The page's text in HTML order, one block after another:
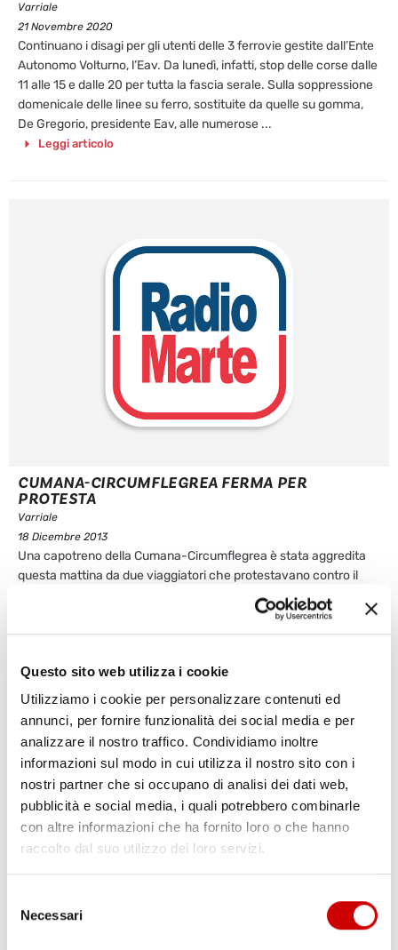
Questo sito web utilizza i cookie
Utilizziamo i cookie per personalizzare contenuti ed
annunci, per fornire funzionalità dei social media e per
analizzare il nostro traffico. Condividiamo inoltre
informazioni sul modo in cui utilizza il nostro sito con i
nostri partner che si occupano di analisi dei dati web,
pubblicità e social media, i quali potrebbero combinarle
con altre informazioni che ha fornito loro o che hanno
raccolto dal suo utilizzo dei loro servizi.
delNecessari
Varriale
21 Novembre 2020
Continuano i disagi per gli utenti delle 3 ferrovie gestite dall’Ente
Autonomo Volturno, l’Eav. Da lunedì, infatti, stop delle corse dalle
11 alle 15 e dalle 20 per tutta la fascia serale. Sulla soppressione
domenicale delle linee su ferro, sostituite da quelle su gomma,
De Gregorio, presidente Eav, alle numerose ...
Leggi articolo
CUMANA-CIRCUMFLEGREA FERMA PER
PROTESTA
Varriale
18 Dicembre 2013
Una capotreno della Cumana-Circumflegrea è stata aggredita
questa mattina da due viaggiatori che protestavano contro il
ritardo del treno. La donna si è rifugiata nella cabina del
macchinista ed ha avvertito le forze dell’ordine. Quando il treno
è giunto a Montesanto c’erano gli agenti di polizia che hanno
Leggi articolo